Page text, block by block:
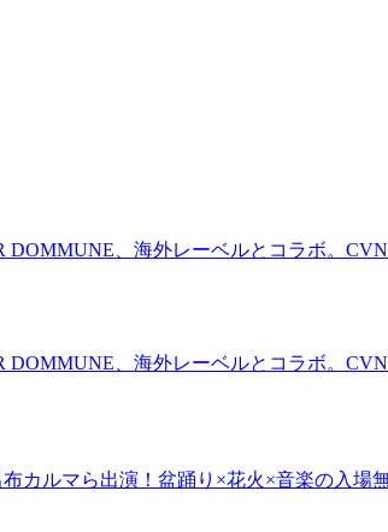
、海外レーベルとコラボ。CVN
、海外レーベルとコラボ。CVN
カルマら出演！盆踊り×花火×音楽の入場